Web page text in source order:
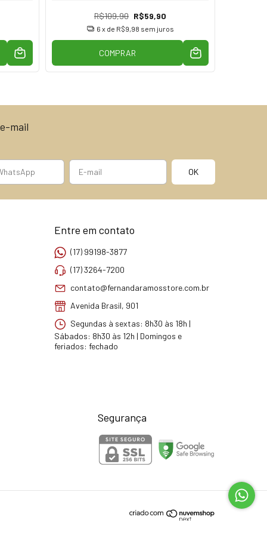
R$109,90 R$59,90
6 x de R$9,98 sem juros
COMPRAR
mail
Entre em contato
(17) 99198-3877
(17) 3264-7200
contato@fernandaramosstore.com.br
Avenida Brasil, 901
Segundas à sextas: 8h30 às 18h |
Sábados: 8h30 às 12h | Domingos e
feriados: fechado
Segurança